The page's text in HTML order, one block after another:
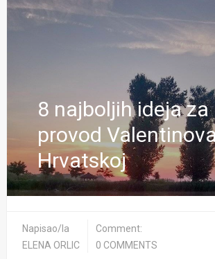
8 najboljih ideja za
provod
Hrvatskoj
Napisao/la
ELENA ORLIC
Comment:
0 COMMENTS